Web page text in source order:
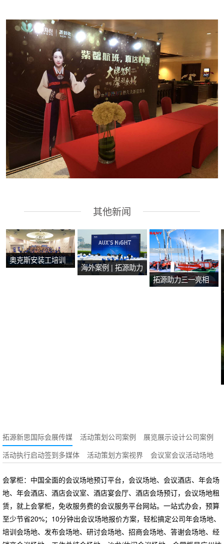
其他新闻
奥克斯安装工培训
海外案例 | 拓源助力
拓源助力三一亮相
拓源新思国际会展传媒 活动策划公司案例
展览展示设计公司案例
活动执行启动签到多媒体
活动策划方案视界 会议室会议活动场地
会掌柜：中国全面的会议场地预订平台，会议场地、会议酒店、年会场
地、年会酒店、酒店会议室、酒店宴会厅、酒店会场预订，会议场地租
赁，就上会掌柜，免收服务费的会议服务平台网站。一站式办会，预算
至少节省20%；10分钟出会议场地报价方案，轻松搞定公司年会场地、
培训会场地、发布会场地、研讨会场地、招商会场地、答谢会场地、经